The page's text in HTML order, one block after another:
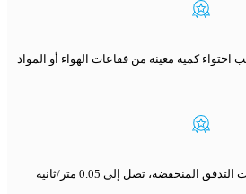
احتواء كمية معينة من فقاعات الهواء أو المواد
المنخفضة، تصل إلى 0.05 متر/ثانية